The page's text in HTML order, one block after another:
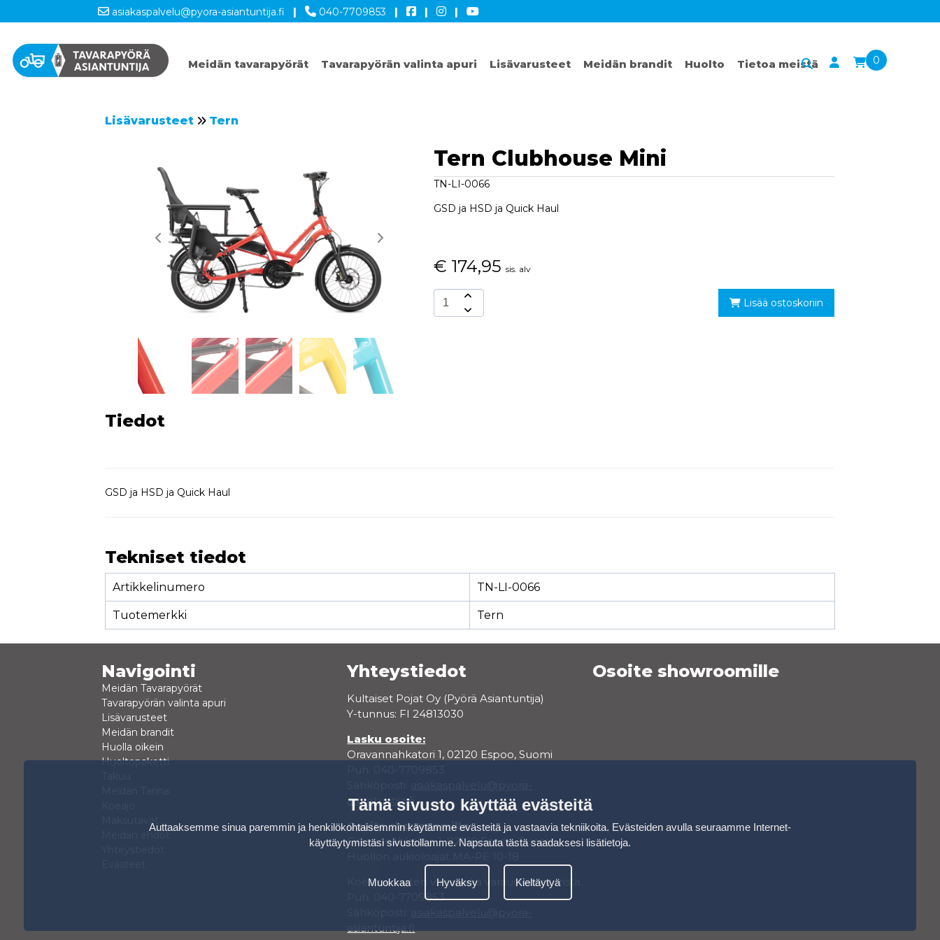
asiakaspalvelu@pyora-asiantuntija.fi | 040-7709853 | | |
Meidän tavarapyörät Tavarapyörän valinta apuri Lisävarusteet Meidän brandit Huolto Tietoa meistä 0
Lisävarusteet Tern
Tern Clubhouse Mini
TN-LI-0066
GSD ja HSD ja Quick Haul
€ 174,95 sis. alv
Lisää ostoskoriin
Tiedot
GSD ja HSD ja Quick Haul
Tekniset tiedot
Artikkelinumero TN-LI-0066
Tuotemerkki Tern
Navigointi
Meidän Tavarapyörät
Tavarapyörän valinta apuri
Lisävarusteet
Meidän brandit
Huolla oikein
Huoltopaketti
Maksutavat
Meidän ehdot
Yhteystiedot
Kultaiset Pojat Oy (Pyörä Asiantuntija)
Y-tunnus: FI 24813030
Lasku osoite:
Oravannahkatori 1, 02120 Espoo, Suomi
asiantuntija.fi
Osoite showroomille:
Oravannahkatori 1, 02120 Espoo, Suomi
Koeajoa varten varaa aika varauskalenterista.
Puh. 040-7709853
asiantuntija.fi
Osoite showroomille
Tämä sivusto käyttää evästeitä
Auttaaksemme sinua paremmin ja henkilökohtaisemmin käytämme evästeitä ja vastaavia tekniikoita. Evästeiden avulla seuraamme Internet-
käyttäytymistäsi sivustollamme. Napsauta tästä saadaksesi lisätietoja.
Muokkaa Hyväksy Kieltäytyä